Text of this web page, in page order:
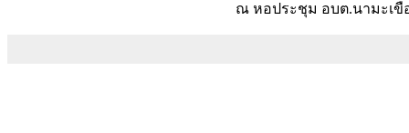
ณ หอประชุม อบต.นามะเขื